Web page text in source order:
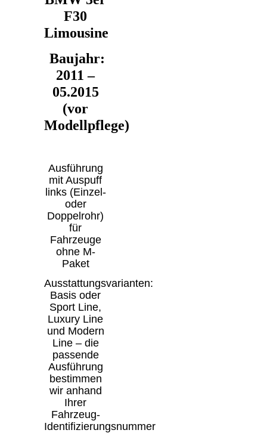
F30
Limousine
Baujahr:
2011 –
05.2015
(vor
Modellpflege)
Ausführung
mit Auspuff
links (Einzel-
oder
Doppelrohr)
für
Fahrzeuge
ohne M-
Paket
Ausstattungsvarianten:
Basis oder
Sport Line,
Luxury Line
und Modern
Line – die
passende
Ausführung
bestimmen
wir anhand
Ihrer
Fahrzeug-
Identifizierungsnummer